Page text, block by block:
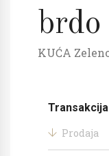
brdo
KUĆA
Transakcija
Prodaja